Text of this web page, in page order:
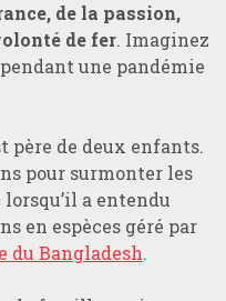
de la passion,
de fer. Imaginez
une pandémie
père de deux enfants.
pour surmonter les
a entendu
en espèces géré par
du Bangladesh.